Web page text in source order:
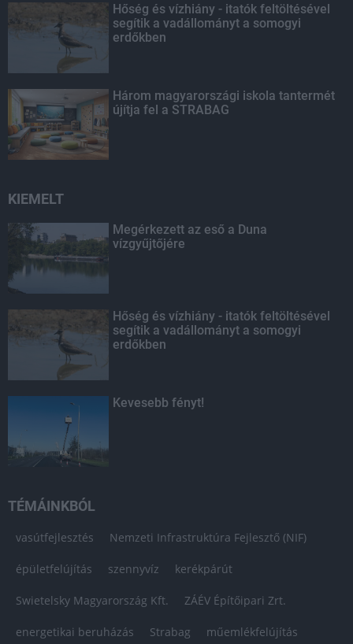
Hőség és vízhiány - itatók feltöltésével
segítik a vadállományt a somogyi
erdőkben
Három magyarországi iskola tantermét
újítja fel a STRABAG
KIEMELT
Megérkezett az eső a Duna
vízgyűjtőjére
Hőség és vízhiány - itatók feltöltésével
segítik a vadállományt a somogyi
erdőkben
Kevesebb fényt!
TÉMÁINKBÓL
vasútfejlesztés Nemzeti Infrastruktúra Fejlesztő (NIF)
épületfelújítás szennyvíz kerékpárút
Swietelsky Magyarország Kft. ZÁÉV Építőipari Zrt.
energetikai beruházás Strabag műemlékfelújítás